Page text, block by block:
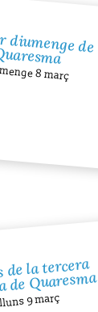
diumenge de
8 març
la tercera
de Quaresma
9 març